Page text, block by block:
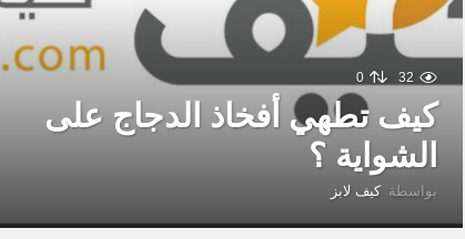
32
0
كيف تطهي أفخاذ الدجاج على
الشواية ؟
بواسطة كيف لابز